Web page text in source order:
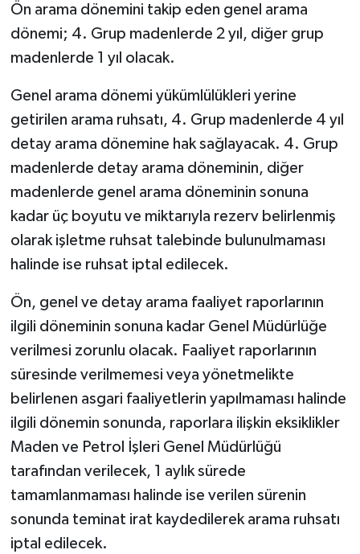
Ön arama dönemini takip eden genel arama
dönemi; 4. Grup madenlerde 2 yıl, diğer grup
madenlerde 1 yıl olacak.
Genel arama dönemi yükümlülükleri yerine
getirilen arama ruhsatı, 4. Grup madenlerde 4 yıl
detay arama dönemine hak sağlayacak. 4. Grup
madenlerde detay arama döneminin, diğer
madenlerde genel arama döneminin sonuna
kadar üç boyutu ve miktarıyla rezerv belirlenmiş
olarak işletme ruhsat talebinde bulunulmaması
halinde ise ruhsat iptal edilecek.
Ön, genel ve detay arama faaliyet raporlarının
ilgili döneminin sonuna kadar Genel Müdürlüğe
verilmesi zorunlu olacak. Faaliyet raporlarının
süresinde verilmemesi veya yönetmelikte
belirlenen asgari faaliyetlerin yapılmaması halinde
ilgili dönemin sonunda, raporlara ilişkin eksiklikler
Maden ve Petrol İşleri Genel Müdürlüğü
tarafından verilecek, 1 aylık sürede
tamamlanmaması halinde ise verilen sürenin
sonunda teminat irat kaydedilerek arama ruhsatı
iptal edilecek.